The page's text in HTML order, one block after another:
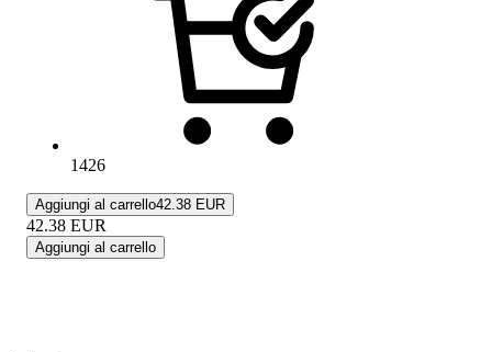
1426
Aggiungi al carrello42.38 EUR
42.38 EUR
Aggiungi al carrello